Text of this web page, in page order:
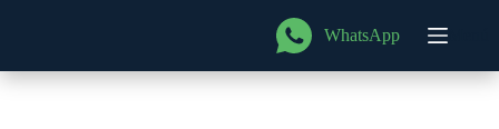
WhatsApp